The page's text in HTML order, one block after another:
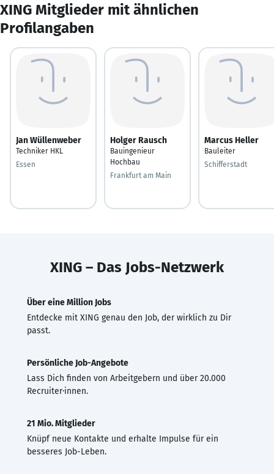
XING Mitglieder mit ähnlichen
Profilangaben
Jan Wüllenweber
Techniker HKL
Essen
Holger Rausch
Bauingenieur
Hochbau
Frankfurt am Main
Marcus Heller
Bauleiter
Schifferstadt
XING – Das Jobs-Netzwerk
Über eine Million Jobs
Entdecke mit XING genau den Job, der wirklich zu Dir
passt.
Persönliche Job-Angebote
Lass Dich finden von Arbeitgebern und über 20.000
Recruiter·innen.
21 Mio. Mitglieder
Knüpf neue Kontakte und erhalte Impulse für ein
besseres Job-Leben.